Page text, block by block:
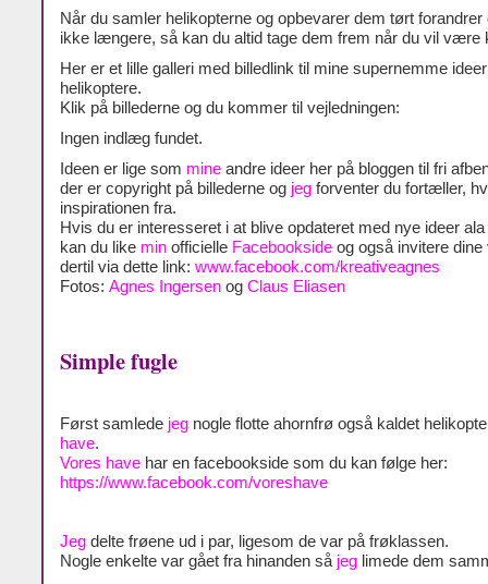
Når du samler helikopterne og opbevarer dem tørt forandrer
ikke længere, så kan du altid tage dem frem når du vil være
Her er et lille galleri med billedlink til mine supernemme
helikoptere.
Klik på billederne og du kommer til vejledningen:
Ingen indlæg fundet.
Ideen er lige som mine andre ideer her på bloggen til fri
der er copyright på billederne og jeg forventer du fortæller,
inspirationen fra.
Hvis du er interesseret i at blive opdateret med nye ideer
kan du like min officielle Facebookside og også invitere dine
dertil via dette link: www.facebook.com/kreativeagnes
Fotos: Agnes Ingersen og Claus Eliasen
Simple fugle
Først samlede jeg nogle flotte ahornfrø også kaldet
have.
Vores have har en facebookside som du kan følge her:
https://www.facebook.com/voreshave
Jeg delte frøene ud i par, ligesom de var på frøklassen.
Nogle enkelte var gået fra hinanden så jeg limede dem